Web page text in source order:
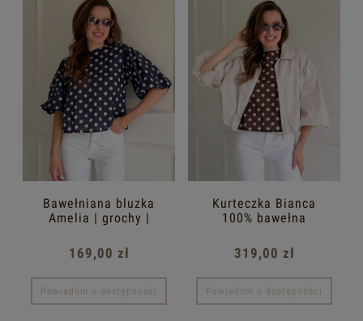
Bawełniana bluzka
Amelia | grochy |
169,00 zł
Powiadom o dostępności
Kurteczka Bianca
100% bawełna
319,00 zł
Powiadom o dostępności